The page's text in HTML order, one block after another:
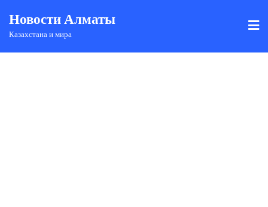
Новости Алматы
Казахстана и мира